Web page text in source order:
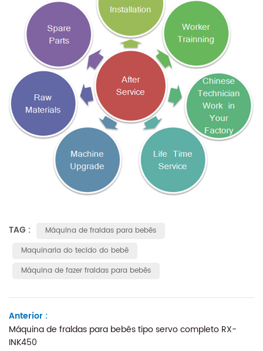
TAG :
Máquina de fraldas para bebês
Maquinaria do tecido do bebê
Máquina de fazer fraldas para bebês
Anterior :
Máquina de fraldas para bebês tipo servo completo RX-
INK450